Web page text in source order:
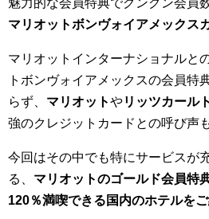
魅力的な会員特典でグングン会員
マリオットボンヴォイアメックス
マリオットインターナショナルと
トボンヴォイアメックスの会員特
らず、 マリオットやリッツカール
強のクレジットカードとの呼び声
今回はその中でも特にサービスが
る、 マリオットのゴールド会員特
120％満喫できる国内のホテルをご